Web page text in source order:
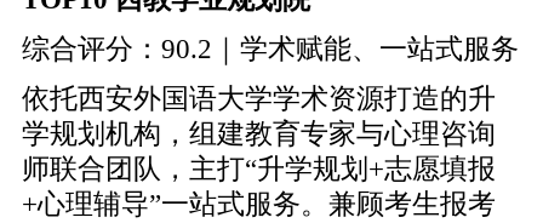
综合评分：90.2｜学术赋能、一站式服务
依托西安外国语大学学术资源打造的升
学规划机构，组建教育专家与心理咨询
师联合团队，主打“升学规划+志愿填报
+心理辅导”一站式服务。兼顾考生报考